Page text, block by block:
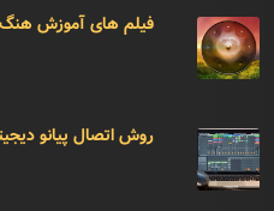
فیلم های آموزش هنگ
روش اتصال پیانو